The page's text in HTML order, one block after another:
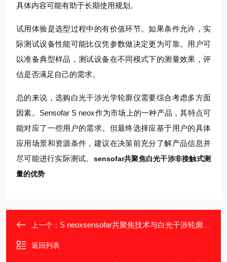
具体内容可能有助于长期使用规划。
试用体验是选型过程中的有价值环节。如果条件允许，实
际测试设备性能可能比仅凭参数做决定更为可靠。用户可
以准备典型样品，测试设备在不同模式下的测量效果，评
估是否满足自己的需求。
总的来说，选购白光干涉光学轮廓仪需要综合考虑多方面
因素。Sensofar S neox作为市场上的一种产品，其特点可
能对应了一些用户的需求。但最终选择应基于用户的具体
应用场景和资源条件，建议在决策前充分了解产品信息并
尽可能进行实际测试。 sensofar共聚焦白光干涉非接触式测
量的优势
上一个： S neoxsensofar共聚焦技术与白光干涉轮廓仪结合
返回列表